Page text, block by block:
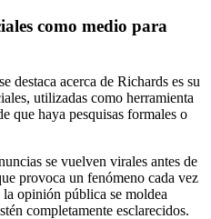
como medio para
destaca acerca de Richards es su
utilizadas como herramienta
que haya pesquisas formales o
se vuelven virales antes de
provoca un fenómeno cada vez
opinión pública se moldea
completamente esclarecidos.